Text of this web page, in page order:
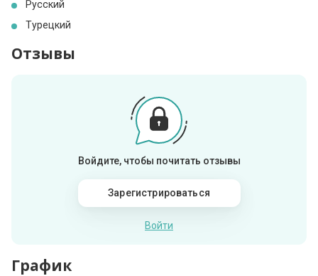
Русский
Турецкий
Отзывы
Войдите, чтобы почитать отзывы
Зарегистрироваться
Войти
График